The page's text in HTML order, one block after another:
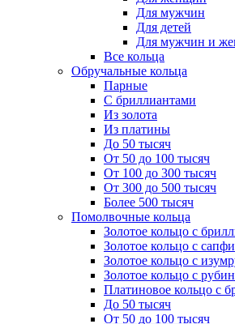
Для мужчин
Для детей
Для мужчин и
Все кольца
Обручальные кольца
Парные
С бриллиантами
Из золота
Из платины
До 50 тысяч
От 50 до 100 тысяч
От 100 до 300 тысяч
От 300 до 500 тысяч
Более 500 тысяч
Помолвочные кольца
Золотое кольцо с
Золотое кольцо с
Золотое кольцо с
Золотое кольцо с
Платиновое кольцо с
До 50 тысяч
От 50 до 100 тысяч